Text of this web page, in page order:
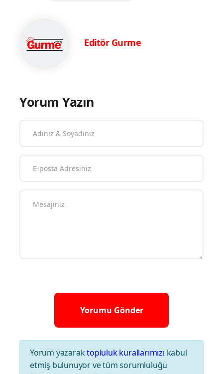
Editör Gurme
Yorum Yazın
Yorum yazaraktopluluk kurallarımızı kabul
etmiş bulunuyor ve tüm sorumluluğu